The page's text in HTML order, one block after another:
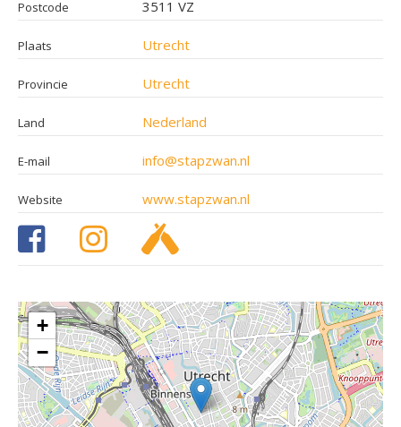
Postcode 3511 VZ
Plaats Utrecht
Provincie Utrecht
Land Nederland
E-mail info@stapzwan.nl
Website www.stapzwan.nl
+
−